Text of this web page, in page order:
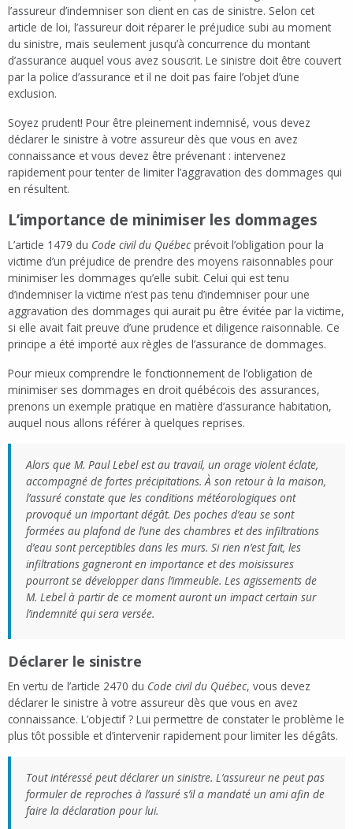
l’assureur d’indemniser son client en cas de sinistre. Selon cet
article de loi, l’assureur doit réparer le préjudice subi au moment
du sinistre, mais seulement jusqu’à concurrence du montant
d’assurance auquel vous avez souscrit. Le sinistre doit être couvert
par la police d’assurance et il ne doit pas faire l’objet d’une
exclusion.
Soyez prudent! Pour être pleinement indemnisé, vous devez
déclarer le sinistre à votre assureur dès que vous en avez
connaissance et vous devez être prévenant : intervenez
rapidement pour tenter de limiter l’aggravation des dommages qui
en résultent.
L’importance de minimiser les dommages
L’article 1479 du Code civil du Québec prévoit l’obligation pour la
victime d’un préjudice de prendre des moyens raisonnables pour
minimiser les dommages qu’elle subit. Celui qui est tenu
d’indemniser la victime n’est pas tenu d’indemniser pour une
aggravation des dommages qui aurait pu être évitée par la victime,
si elle avait fait preuve d’une prudence et diligence raisonnable. Ce
principe a été importé aux règles de l’assurance de dommages.
Pour mieux comprendre le fonctionnement de l’obligation de
minimiser ses dommages en droit québécois des assurances,
prenons un exemple pratique en matière d’assurance habitation,
auquel nous allons référer à quelques reprises.
Alors que M. Paul Lebel est au travail, un orage violent éclate,
accompagné de fortes précipitations. À son retour à la maison,
l’assuré constate que les conditions météorologiques ont
provoqué un important dégât. Des poches d’eau se sont
formées au plafond de l’une des chambres et des infiltrations
d’eau sont perceptibles dans les murs. Si rien n’est fait, les
infiltrations gagneront en importance et des moisissures
pourront se développer dans l’immeuble. Les agissements de
M. Lebel à partir de ce moment auront un impact certain sur
l’indemnité qui sera versée.
Déclarer le sinistre
En vertu de l’article 2470 du Code civil du Québec, vous devez
déclarer le sinistre à votre assureur dès que vous en avez
connaissance. L’objectif ? Lui permettre de constater le problème le
plus tôt possible et d’intervenir rapidement pour limiter les dégâts.
Tout intéressé peut déclarer un sinistre. L’assureur ne peut pas
formuler de reproches à l’assuré s’il a mandaté un ami afin de
faire la déclaration pour lui.